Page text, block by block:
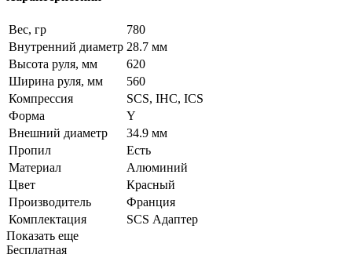
Вес, гр
780
Внутренний диаметр 28.7 мм
Высота руля, мм
620
Ширина руля, мм
560
Компрессия
SCS, IHC, ICS
Форма
Y
Внешний диаметр
34.9 мм
Пропил
Есть
Материал
Алюминий
Цвет
Красный
Производитель
Франция
Комплектация
SCS Адаптер
Показать еще
Бесплатная